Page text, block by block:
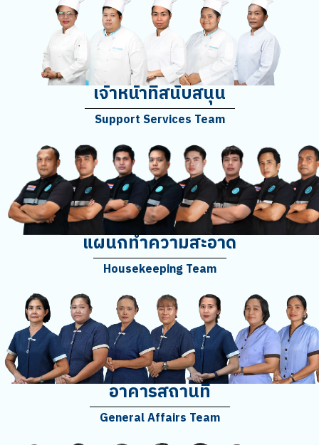
เจ้าหน้าที่สนับสนุน
Support Services Team
แผนกทำความสะอาด
Housekeeping Team
อาคารสถานที่
General Affairs Team